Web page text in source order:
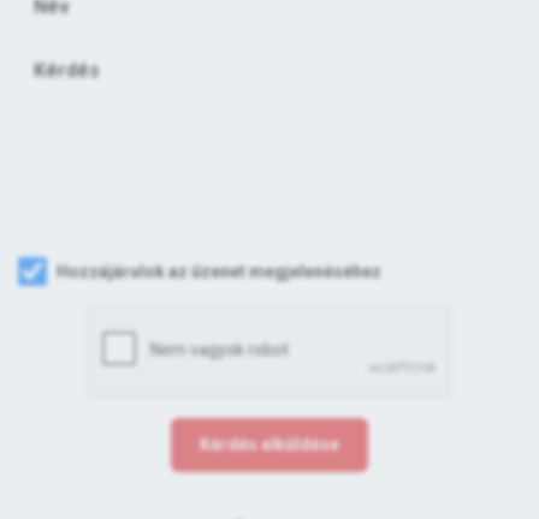
Hozzájárulok az üzenet megjelenéséhez
Kérdés elküldése